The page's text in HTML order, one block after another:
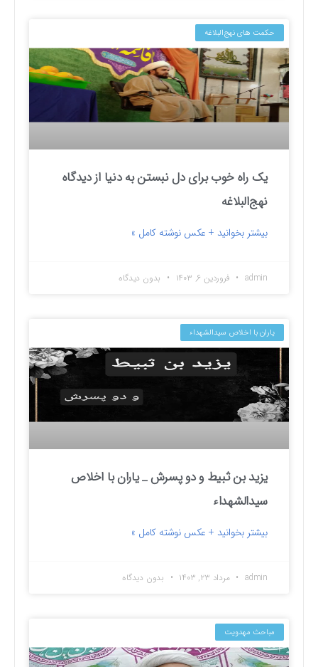
حکمت های نهج‌البلاغه
یک راه خوب برای دل نبستن به دنیا از دیدگاه
نهج‌البلاغه
بیشتر بخوانید + عکس نوشته کامل »
admin فروردین ۶, ۱۴۰۳ بدون دیدگاه
یاران با اخلاص سیدالشهداء
یزید بن ثبیط و دو پسرش _ یاران با اخلاص
سیدالشهداء
بیشتر بخوانید + عکس نوشته کامل »
admin مرداد ۲۳, ۱۴۰۳ بدون دیدگاه
مباحث مهدویت